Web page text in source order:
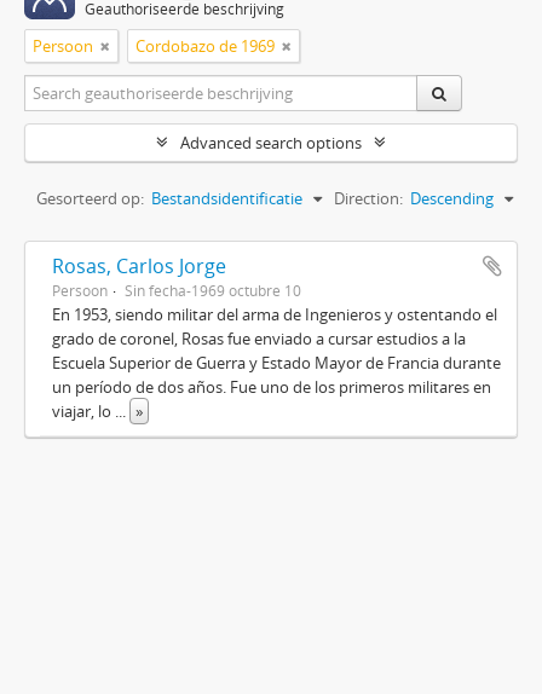
Geauthoriseerde beschrijving
Persoon Cordobazo de 1969
Advanced search options
Gesorteerd op: Bestandsidentificatie Direction: Descending
Rosas, Carlos Jorge
Persoon Sin fecha-1969 octubre 10
En 1953, siendo militar del arma de Ingenieros y ostentando el
grado de coronel, Rosas fue enviado a cursar estudios a la
Escuela Superior de Guerra y Estado Mayor de Francia durante
un período de dos años. Fue uno de los primeros militares en
viajar, lo ... »